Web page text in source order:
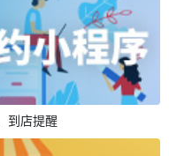
到店提醒